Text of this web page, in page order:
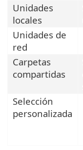
Unidades
locales
Unidades de
red
Carpetas
compartidas
Selección
personalizada